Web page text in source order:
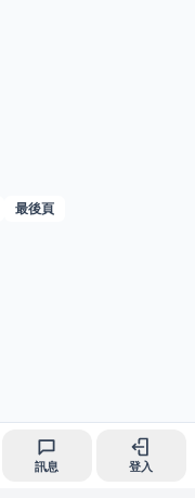
最後頁
訊息 登入